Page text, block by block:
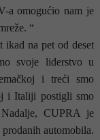
a omogućio nam je
“
ikad na pet od deset
svoje liderstvo u
i treći smo
i Italiji postigli smo
CUPRA je
automobila.